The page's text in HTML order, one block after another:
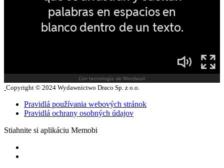
Copyright © 2024 Wydawnictwo Draco Sp. z o.o.
Pravidlá používania webových stránok
Pravidlá ochrany osobných údajov
Stiahnite si aplikáciu Memobi